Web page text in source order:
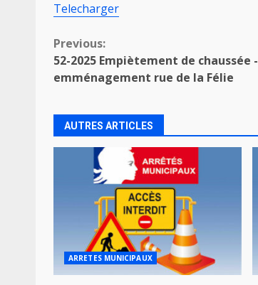
Telecharger
Continue
Reading
Previous:
52-2025 Empiètement de chaussée -
emménagement rue de la Félie
AUTRES ARTICLES
ARRETES MUNICIPAUX